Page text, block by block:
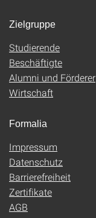
Zielgruppe
Studierende
Beschäftigte
Alumni und Förderer
Wirtschaft
Formalia
Impressum
Datenschutz
Barrierefreiheit
Zertifikate
AGB